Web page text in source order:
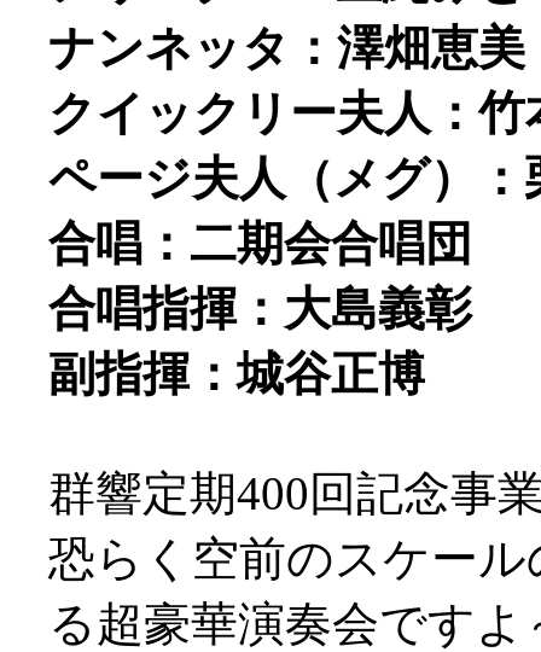
ナンネッタ：澤畑恵美
クイックリー夫人：竹
ページ夫人（メグ）：
合唱：二期会合唱団
合唱指揮：大島義彰
副指揮：城谷正博
群響定期400回記念事
恐らく空前のスケー
る超豪華演奏会です